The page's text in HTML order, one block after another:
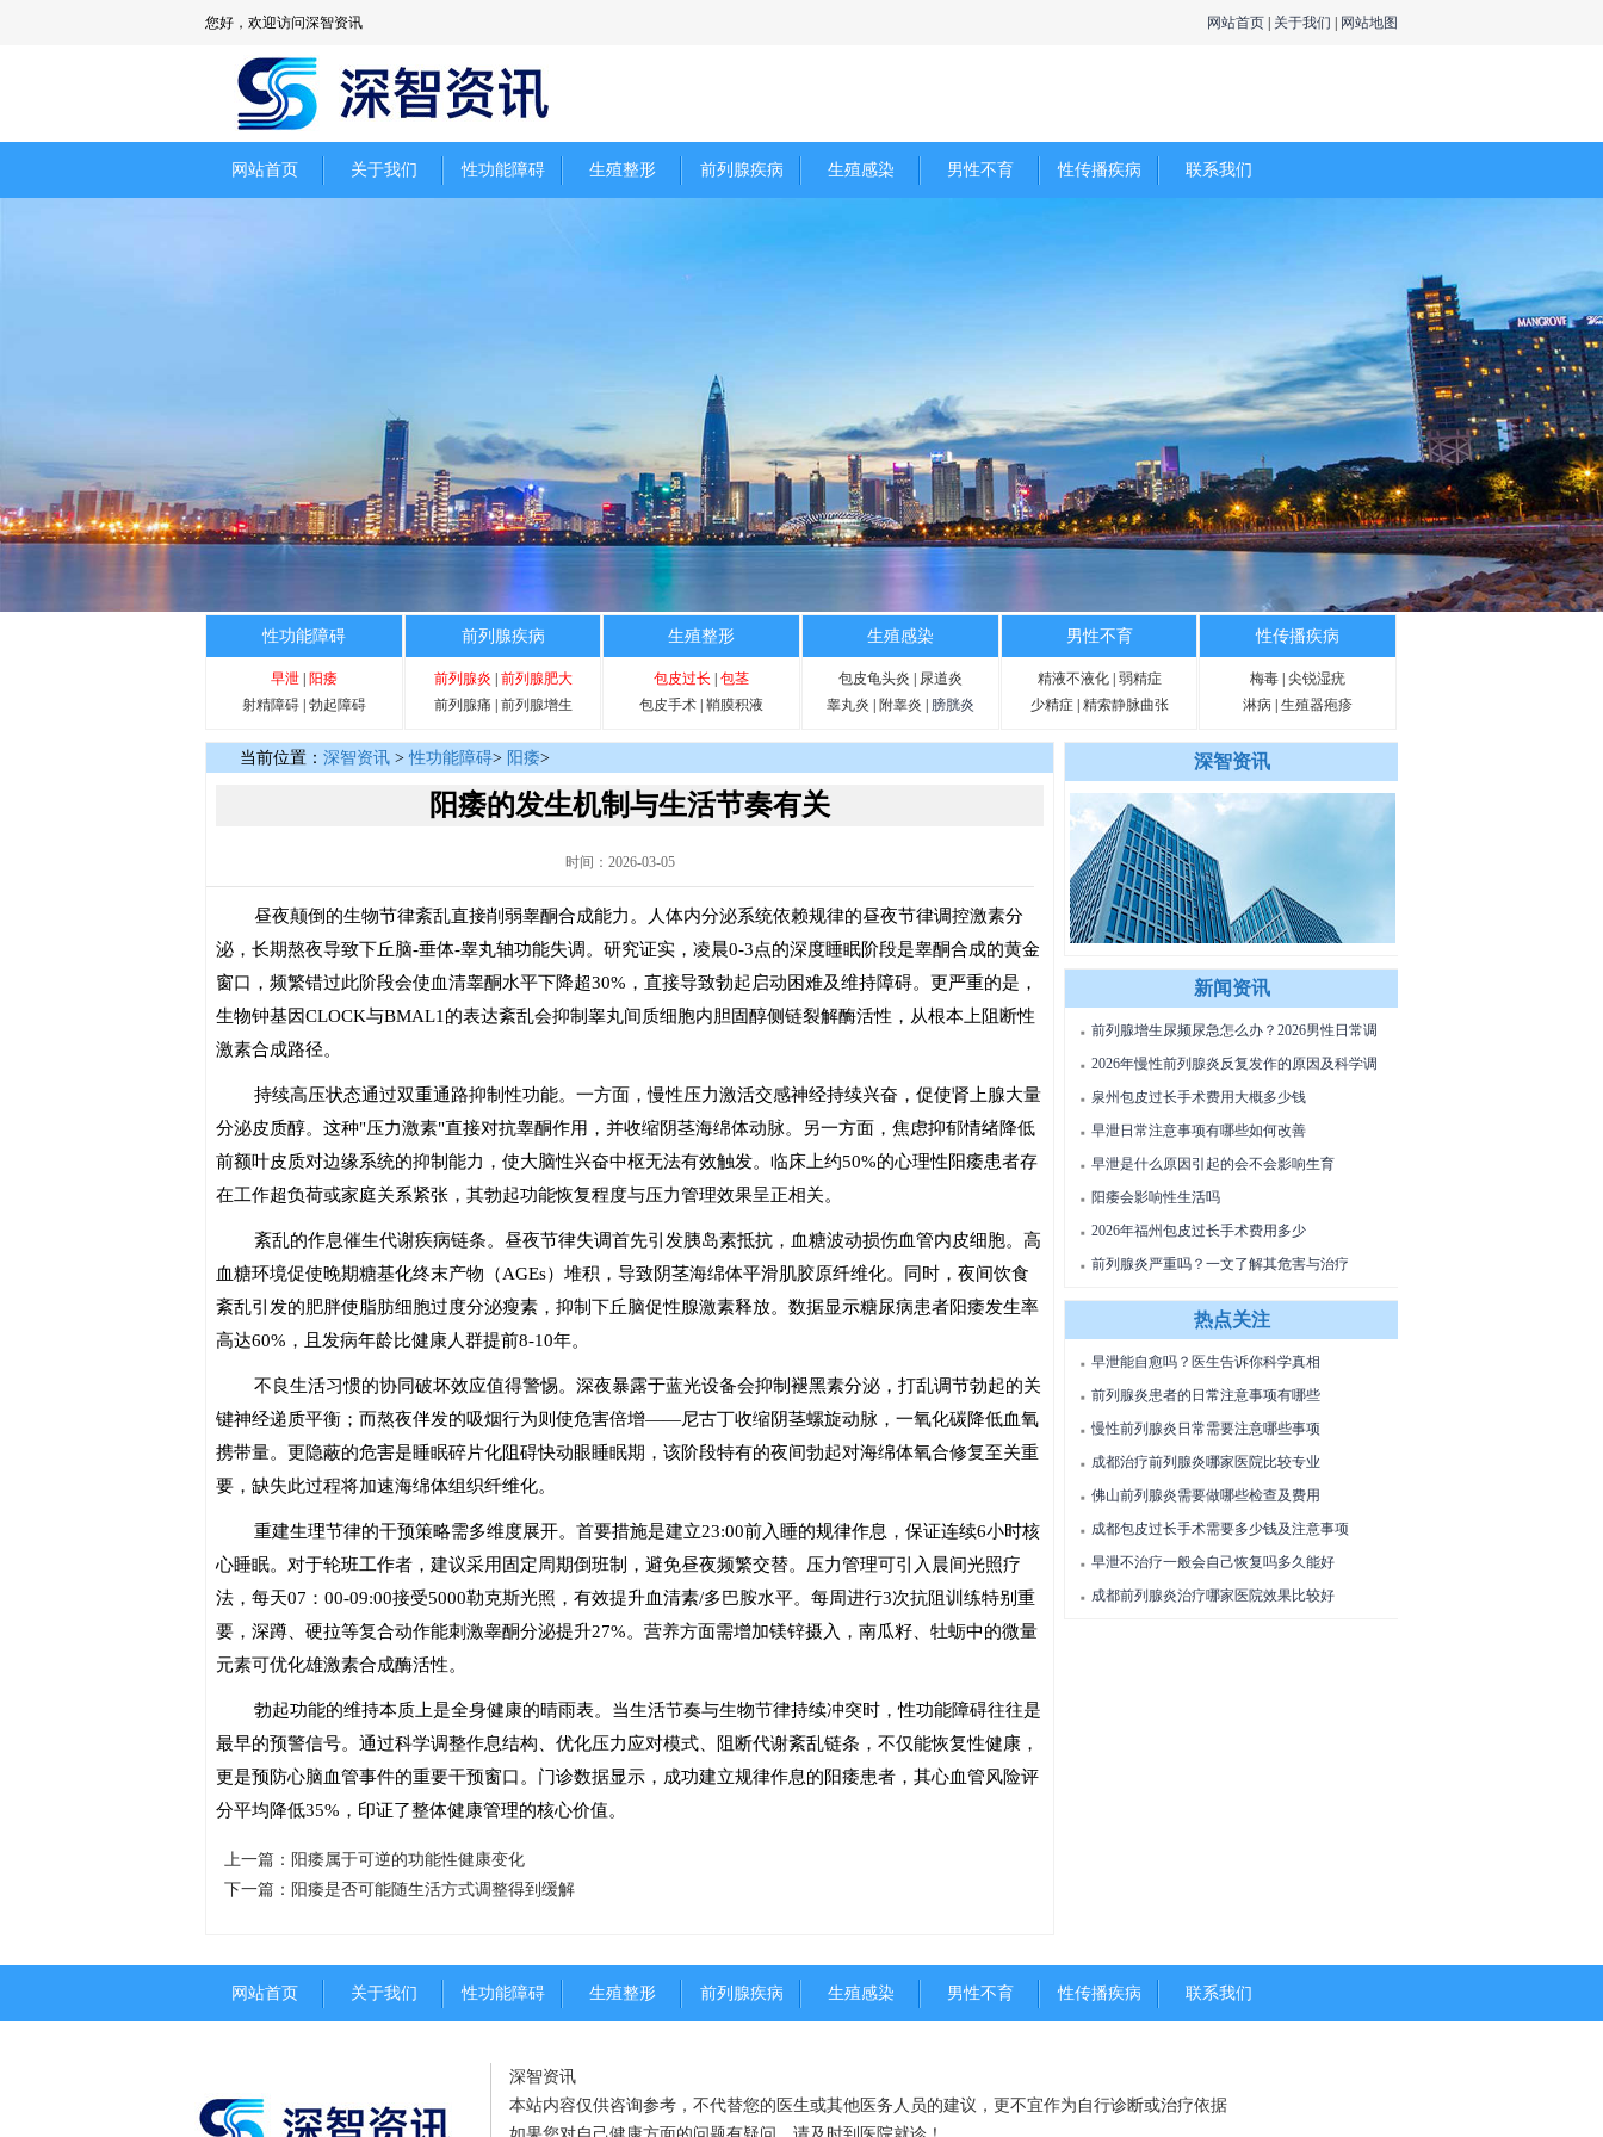
您好，欢迎访问深智资讯 网站首页 关于我们 网站地图
网站首页 关于我们 性功能障碍 生殖整形 前列腺疾病 生殖感染 男性不育 性传播疾病 联系我们
性功能障碍
早泄| 阳痿
射精障碍| 勃起障碍
前列腺疾病
前列腺炎 | 前列腺肥大
前列腺痛 | 前列腺增生
生殖整形
包皮过长 |包茎
包皮手术 |鞘膜积液
生殖感染
包皮龟头炎 | 尿道炎
睾丸炎 | 附睾炎 | 膀胱炎
男性不育
精液不液化| 弱精症
少精症| 精索静脉曲张
性传播疾病
梅毒 | 尖锐湿疣
淋病 |生殖器疱疹
当前位置： 深智资讯 >性功能障碍> 阳痿>
阳痿的发生机制与生活节奏有关
时间：2026-03-05
昼夜颠倒的生物节律紊乱直接削弱睾酮合成能力。人体内分泌系统依赖规律的昼夜节律调控激素分
泌，长期熬夜导致下丘脑-垂体-睾丸轴功能失调。研究证实，凌晨0-3点的深度睡眠阶段是睾酮合成的黄金
窗口，频繁错过此阶段会使血清睾酮水平下降超30%，直接导致勃起启动困难及维持障碍。更严重的是，
生物钟基因CLOCK与BMAL1的表达紊乱会抑制睾丸间质细胞内胆固醇侧链裂解酶活性，从根本上阻断性
激素合成路径。
持续高压状态通过双重通路抑制性功能。一方面，慢性压力激活交感神经持续兴奋，促使肾上腺大量
分泌皮质醇。这种"压力激素"直接对抗睾酮作用，并收缩阴茎海绵体动脉。另一方面，焦虑抑郁情绪降低
前额叶皮质对边缘系统的抑制能力，使大脑性兴奋中枢无法有效触发。临床上约50%的心理性阳痿患者存
在工作超负荷或家庭关系紧张，其勃起功能恢复程度与压力管理效果呈正相关。
紊乱的作息催生代谢疾病链条。昼夜节律失调首先引发胰岛素抵抗，血糖波动损伤血管内皮细胞。高
血糖环境促使晚期糖基化终末产物（AGEs）堆积，导致阴茎海绵体平滑肌胶原纤维化。同时，夜间饮食
紊乱引发的肥胖使脂肪细胞过度分泌瘦素，抑制下丘脑促性腺激素释放。数据显示糖尿病患者阳痿发生率
高达60%，且发病年龄比健康人群提前8-10年。
不良生活习惯的协同破坏效应值得警惕。深夜暴露于蓝光设备会抑制褪黑素分泌，打乱调节勃起的关
键神经递质平衡；而熬夜伴发的吸烟行为则使危害倍增——尼古丁收缩阴茎螺旋动脉，一氧化碳降低血氧
携带量。更隐蔽的危害是睡眠碎片化阻碍快动眼睡眠期，该阶段特有的夜间勃起对海绵体氧合修复至关重
要，缺失此过程将加速海绵体组织纤维化。
重建生理节律的干预策略需多维度展开。首要措施是建立23:00前入睡的规律作息，保证连续6小时核
心睡眠。对于轮班工作者，建议采用固定周期倒班制，避免昼夜频繁交替。压力管理可引入晨间光照疗
法，每天07：00-09:00接受5000勒克斯光照，有效提升血清素/多巴胺水平。每周进行3次抗阻训练特别重
要，深蹲、硬拉等复合动作能刺激睾酮分泌提升27%。营养方面需增加镁锌摄入，南瓜籽、牡蛎中的微量
元素可优化雄激素合成酶活性。
勃起功能的维持本质上是全身健康的晴雨表。当生活节奏与生物节律持续冲突时，性功能障碍往往是
最早的预警信号。通过科学调整作息结构、优化压力应对模式、阻断代谢紊乱链条，不仅能恢复性健康，
更是预防心脑血管事件的重要干预窗口。门诊数据显示，成功建立规律作息的阳痿患者，其心血管风险评
分平均降低35%，印证了整体健康管理的核心价值。
上一篇： 阳痿属于可逆的功能性健康变化
下一篇： 阳痿是否可能随生活方式调整得到缓解
深智资讯
新闻资讯
■
前列腺增生尿频尿急怎么办？2026男性日常调
理与治疗方法详解
■
2026年慢性前列腺炎反复发作的原因及科学调
理方法
■ 泉州包皮过长手术费用大概多少钱
■ 早泄日常注意事项有哪些如何改善
■ 早泄是什么原因引起的会不会影响生育
■ 阳痿会影响性生活吗
■ 2026年福州包皮过长手术费用多少
■ 前列腺炎严重吗？一文了解其危害与治疗
热点关注
■ 早泄能自愈吗？医生告诉你科学真相
■ 前列腺炎患者的日常注意事项有哪些
■ 慢性前列腺炎日常需要注意哪些事项
■ 成都治疗前列腺炎哪家医院比较专业
■ 佛山前列腺炎需要做哪些检查及费用
■ 成都包皮过长手术需要多少钱及注意事项
■ 早泄不治疗一般会自己恢复吗多久能好
■ 成都前列腺炎治疗哪家医院效果比较好
网站首页 关于我们 性功能障碍 生殖整形 前列腺疾病 生殖感染 男性不育 性传播疾病 联系我们
深智资讯
本站内容仅供咨询参考，不代替您的医生或其他医务人员的建议，更不宜作为自行诊断或治疗依据